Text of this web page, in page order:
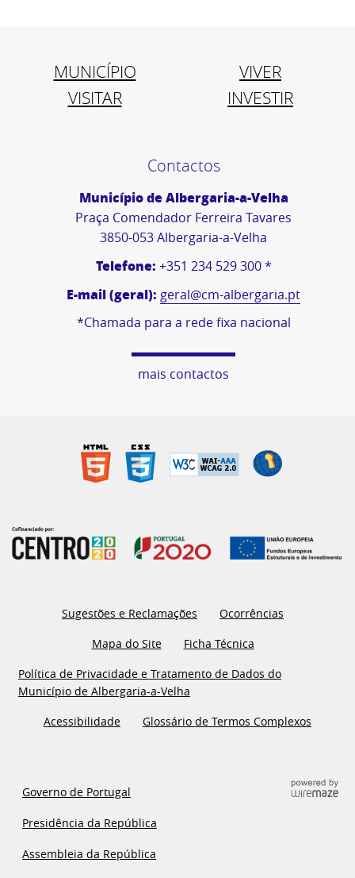
MUNICÍPIO
VIVER
VISITAR
INVESTIR
Contactos
Município de Albergaria-a-Velha
Praça Comendador Ferreira Tavares
3850-053 Albergaria-a-Velha
Telefone: +351 234 529 300 *
E-mail (geral): geral@cm-albergaria.pt
*Chamada para a rede fixa nacional
mais contactos
Sugestões e Reclamações
Ocorrências
Mapa do Site
Ficha Técnica
Política de Privacidade e Tratamento de Dados do
Município de Albergaria-a-Velha
Acessibilidade
Glossário de Termos Complexos
Governo de Portugal
Presidência da República
Assembleia da República